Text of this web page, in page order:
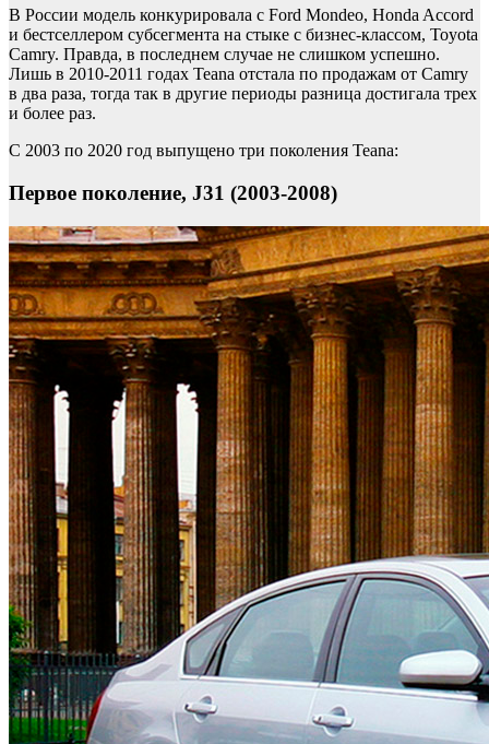
В России модель конкурировала с Ford Mondeo, Honda Accord
и бестселлером субсегмента на стыке с бизнес-классом, Toyota
Camry. Правда, в последнем случае не слишком успешно.
Лишь в 2010-2011 годах Teana отстала по продажам от Camry
в два раза, тогда так в другие периоды разница достигала трех
и более раз.
С 2003 по 2020 год выпущено три поколения Teana:
Первое поколение, J31 (2003-2008)